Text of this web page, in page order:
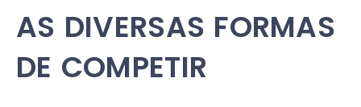
AS DIVERSAS FORMAS
DE COMPETIR